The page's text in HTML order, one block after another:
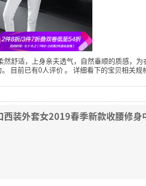
舒适，上身亲夫透气，自然垂顺的质感，
目前已有0人评价。 详细看下的宝贝相关规
西装外套女2019春季新款收腰修身